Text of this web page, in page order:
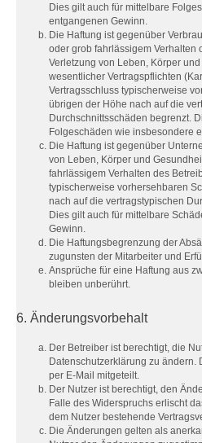
Dies gilt auch für mittelbare
entgangenen Gewinn.
Die Haftung ist gegenüber
oder grob fahrlässigem Verhalten
Verletzung von Leben, Körper
wesentlicher Vertragspflichten
Vertragsschluss typischerweise
übrigen der Höhe nach auf die
Durchschnittsschäden begrenzt.
Folgeschäden wie insbesondere
Die Haftung ist gegenüber
von Leben, Körper und
fahrlässigem Verhalten des
typischerweise vorhersehbaren
nach auf die vertragstypischen
Dies gilt auch für mittelbare
Gewinn.
Die Haftungsbegrenzung der
zugunsten der Mitarbeiter und
Ansprüche für eine Haftung aus
bleiben unberührt.
6. Änderungsvorbehalt
Der Betreiber ist berechtigt, die
Datenschutzerklärung zu ändern.
per E-Mail mitgeteilt.
Der Nutzer ist berechtigt, den
Falle des Widerspruchs erlischt
dem Nutzer bestehende
Die Änderungen gelten als